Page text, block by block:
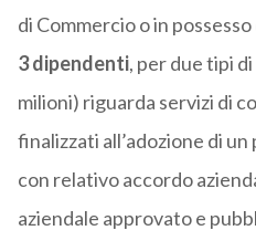
di Commercio o in
3 dipendenti, per due tipi
milioni) riguarda servizi di
finalizzati all’adozione di
con relativo accordo
aziendale approvato e